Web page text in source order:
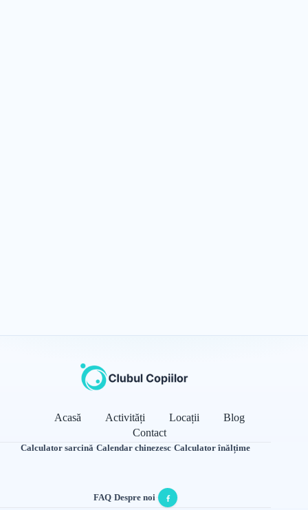
Acasă Activități Locații
Blog
Contact
Calculator sarcină·Calendar chinezesc·Calculator înălțime
FAQ·Despre noi·